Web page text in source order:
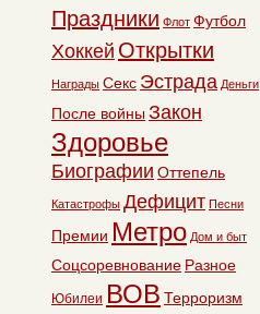
Праздники Флот Футбол
Хоккей Открытки
Награды Секс Эстрада Деньги
После войны Закон
Здоровье
Биографии Оттепель
Катастрофы Дефицит Песни
Премии Метро Дом и быт
Соцсоревнование Разное
Юбилеи ВОВ Терроризм